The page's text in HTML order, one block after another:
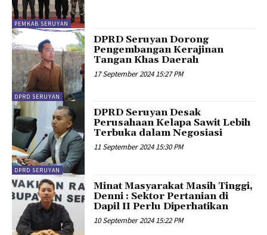
PEMKAB SERUYAN
DPRD SERUYAN
DPRD Seruyan Dorong
Pengembangan Kerajinan
Tangan Khas Daerah
17 September 2024 15:27 PM
DPRD SERUYAN
DPRD Seruyan Desak
Perusahaan Kelapa Sawit Lebih
Terbuka dalam Negosiasi
11 September 2024 15:30 PM
Minat Masyarakat Masih Tinggi,
Denni : Sektor Pertanian di
Dapil II Perlu Diperhatikan
10 September 2024 15:22 PM